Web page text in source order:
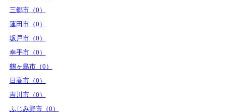
三郷市（0）
蓮田市（0）
坂戸市（0）
幸手市（0）
鶴ヶ島市（0）
日高市（0）
吉川市（0）
ふじみ野市（0）